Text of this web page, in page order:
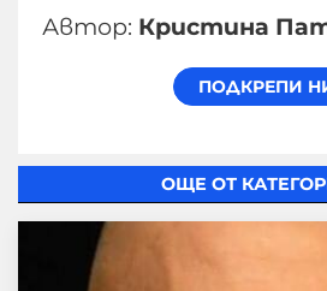
Автор: Кристина
ОЩЕ ОТ